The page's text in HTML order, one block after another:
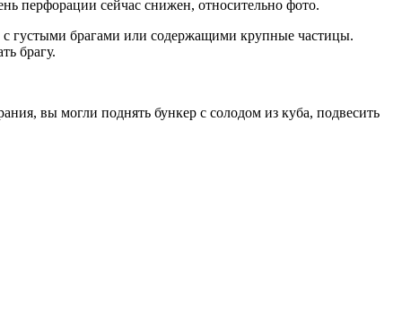
перфорации сейчас снижен, относительно фото.
с густыми брагами или содержащими крупные частицы.
брагу.
вы могли поднять бункер с солодом из куба, подвесить